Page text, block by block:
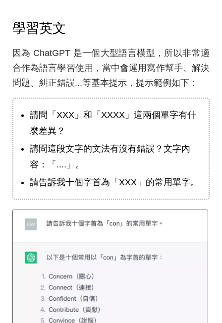
學習英文
因為 ChatGPT 是一個大型語言模型，所以非常適
合作為語言學習使用，當中會運用寫作幫手、解決
問題、糾正錯誤...等基本提示，提示範例如下：
請問「XXX」和「XXXX」這兩個單字有什
麼差異？
請問這段文字的文法有沒有錯誤？文字內
容：「....」。
請告訴我十個字首為「XXX」的常用單字。